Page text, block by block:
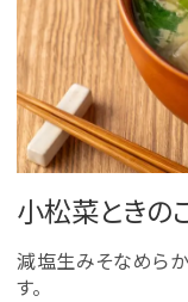
小松菜ときの
減塩生みそなめら
す。